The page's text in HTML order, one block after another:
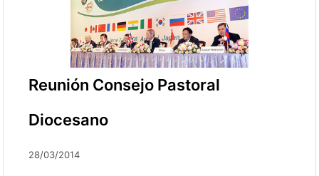
Reunión Consejo Pastoral
Diocesano
28/03/2014